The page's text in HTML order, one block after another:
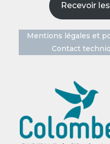
Recevoir
Mentions légales et
Contact